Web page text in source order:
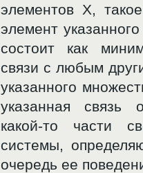
элементов X,
элемент
состоит как
связи с любым
указанного
указанная связь
какой-то части
системы,
очередь ее